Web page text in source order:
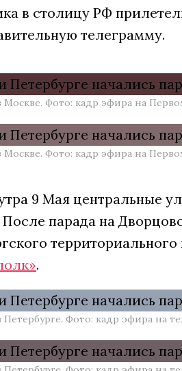
в столицу РФ
телеграмму.
Фото: кадр эфира на
Фото: кадр эфира на
9 Мая центральные
парада на
.
Фото: кадр эфира на